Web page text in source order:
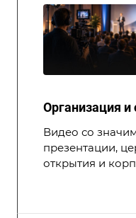
Организация
Видео со
презентации,
открытия и